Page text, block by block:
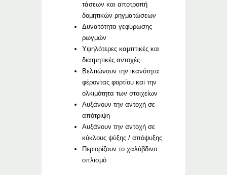
τάσεων και αποτροπή
δομητικών ρηγματώσεων
Δυνατότητα γεφύρωσης
ρωγμών
Υψηλότερες καμπτικές και
διατμητικές αντοχές
Βελτιώνουν την ικανότητα
φέροντας φορτίου και την
ολκιμότητα των στοιχείων
Αυξάνουν την αντοχή σε
απότριψη
Αυξάνουν την αντοχή σε
κύκλους ψύξης / απόψυξης
Περιορίζουν το χαλύβδινο
οπλισμό